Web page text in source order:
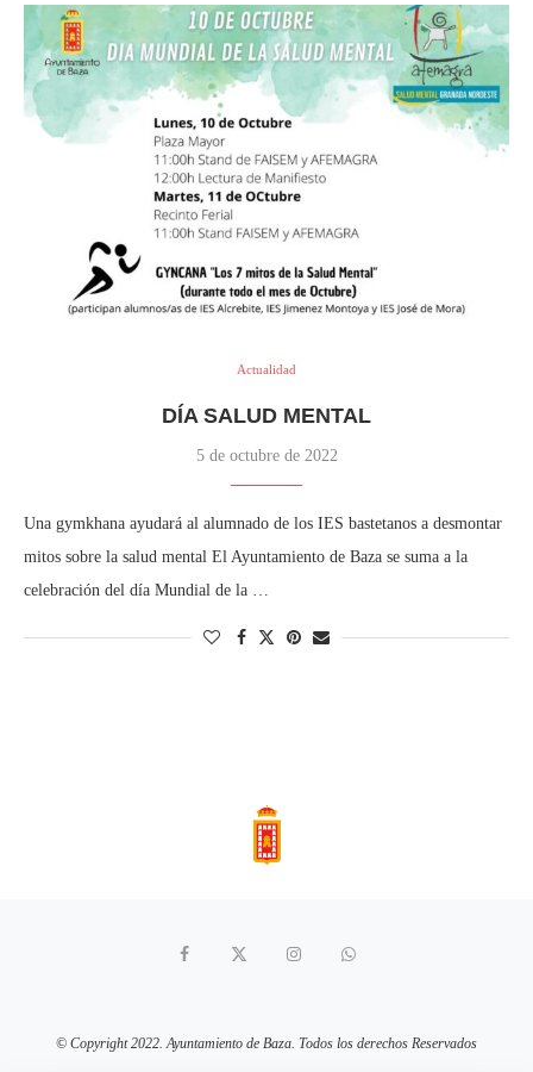
Actualidad
DÍA SALUD MENTAL
5 de octubre de 2022
Una gymkhana ayudará al alumnado de los IES bastetanos a desmontar
mitos sobre la salud mental El Ayuntamiento de Baza se suma a la
celebración del día Mundial de la …
© Copyright 2022. Ayuntamiento de Baza. Todos los derechos Reservados